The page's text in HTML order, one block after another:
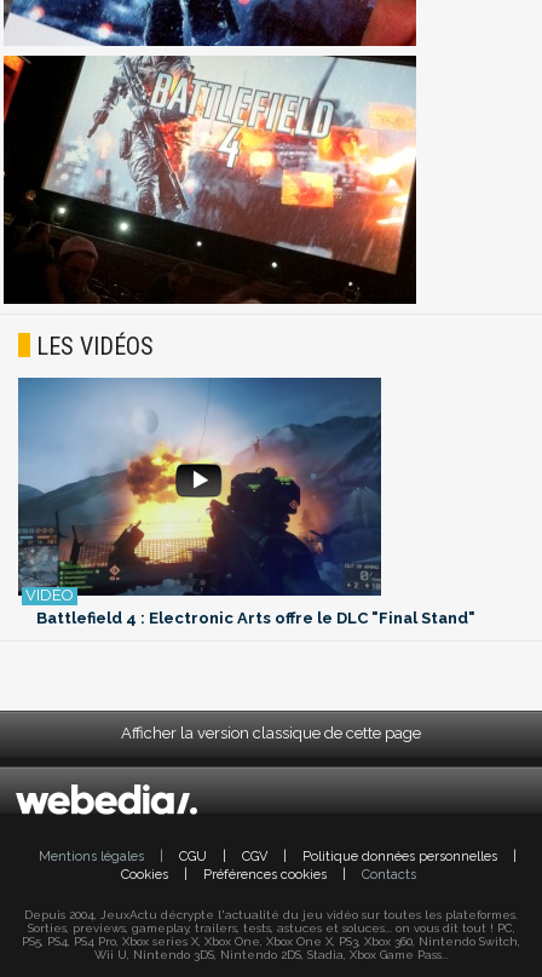
LES VIDÉOS
Battlefield 4 : Electronic Arts offre le DLC "Final Stand"
Afficher la version classique de cette page
Mentions légales CGU CGV Politique données personnelles
Cookies
Préférences cookies Contacts
Depuis 2004, JeuxActu décrypte l'actualité du jeu vidéo sur toutes les plateformes.
Sorties, previews, gameplay, trailers, tests, astuces et soluces... on vous dit tout ! PC,
PS5, PS4, PS4 Pro, Xbox series X, Xbox One, Xbox One X, PS3, Xbox 360, Nintendo Switch,
Wii U, Nintendo 3DS, Nintendo 2DS, Stadia, Xbox Game Pass...